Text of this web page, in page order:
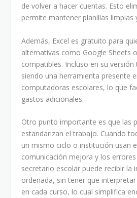
de volver a hacer cuentas. Esto
permite mantener planillas limpias
Además, Excel es gratuito para
alternativas como Google Sheets
compatibles. Incluso en su versión
siendo una herramienta presente
computadoras escolares, lo que
gastos adicionales.
Otro punto importante es que las
estandarizan el trabajo. Cuando
un mismo ciclo o institución usan
comunicación mejora y los errores
secretario escolar puede recibir la
ordenada, sin tener que
en cada curso, lo cual simplifica